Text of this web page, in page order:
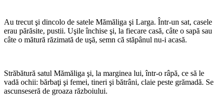
Au trecut şi dincolo de satele Mămăliga şi Larga. Într-un sat, casele
erau părăsite, pustii. Uşile închise şi, la fiecare casă, câte o sapă sau
câte o mătură răzimată de uşă, semn că stăpânul nu-i acasă.
Străbătură satul Mămăliga şi, la marginea lui, într-o râpă, ce să le
vadă ochii: bărbaţi şi femei, tineri şi bătrâni, claie peste grămadă. Se
ascunseseră de groaza războiului.